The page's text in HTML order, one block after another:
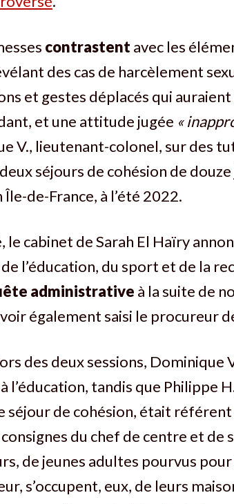
contrastentavec les
des cas de harcèlement
et gestes déplacés qui
et une attitude jugée «
V., lieutenant-colonel, sur des
séjours de cohésion de
de-France, à l’été 2022.
le cabinet de Sarah El Haïry
l’éducation, du sport et de la
administrative à la suite de
également saisi le procureur
des deux sessions, Dominique
l’éducation, tandis que Philippe
séjour de cohésion, était
du chef de centre et de
de jeunes adultes pourvus
s’occupent, eux, de leurs